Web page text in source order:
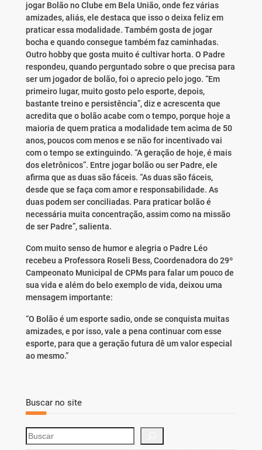
jogar Bolão no Clube em Bela União, onde fez várias
amizades, aliás, ele destaca que isso o deixa feliz em
praticar essa modalidade. Também gosta de jogar
bocha e quando consegue também faz caminhadas.
Outro hobby que gosta muito é cultivar horta. O Padre
respondeu, quando perguntado sobre o que precisa para
ser um jogador de bolão, foi o aprecio pelo jogo. “Em
primeiro lugar, muito gosto pelo esporte, depois,
bastante treino e persistência”, diz e acrescenta que
acredita que o bolão acabe com o tempo, porque hoje a
maioria de quem pratica a modalidade tem acima de 50
anos, poucos com menos e se não for incentivado vai
com o tempo se extinguindo. “A geração de hoje, é mais
dos eletrônicos”. Entre jogar bolão ou ser Padre, ele
afirma que as duas são fáceis. “As duas são fáceis,
desde que se faça com amor e responsabilidade. As
duas podem ser conciliadas. Para praticar bolão é
necessária muita concentração, assim como na missão
de ser Padre”, salienta.
Com muito senso de humor e alegria o Padre Léo
recebeu a Professora Roseli Bess, Coordenadora do 29º
Campeonato Municipal de CPMs para falar um pouco de
sua vida e além do belo exemplo de vida, deixou uma
mensagem importante:
“O Bolão é um esporte sadio, onde se conquista muitas
amizades, e por isso, vale a pena continuar com esse
esporte, para que a geração futura dê um valor especial
ao mesmo.”
Buscar no site
S
e